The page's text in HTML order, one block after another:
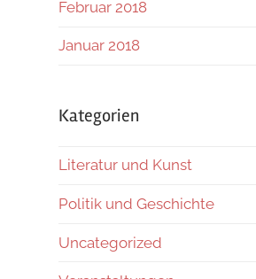
Februar 2018
Januar 2018
Kategorien
Literatur und Kunst
Politik und Geschichte
Uncategorized